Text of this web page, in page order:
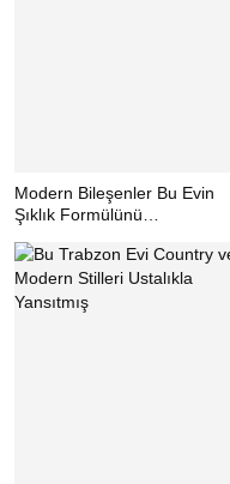
Modern Bileşenler Bu Evin
Şıklık Formülünü